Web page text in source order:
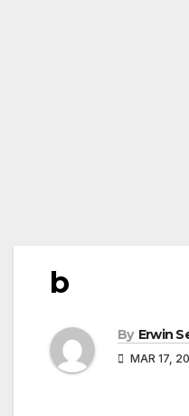
b
By Erwin
MAR 17,